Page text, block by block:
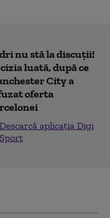
nu stă la discuții!
luată, după ce
City a
oferta
Descarcă aplicația Digi
Sport